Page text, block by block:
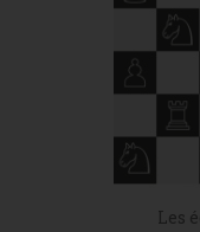
Les